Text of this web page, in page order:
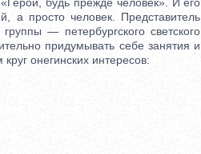
будь прежде человек». И его
а просто человек. Представитель
— петербургского светского
придумывать себе занятия и
онегинских интересов: